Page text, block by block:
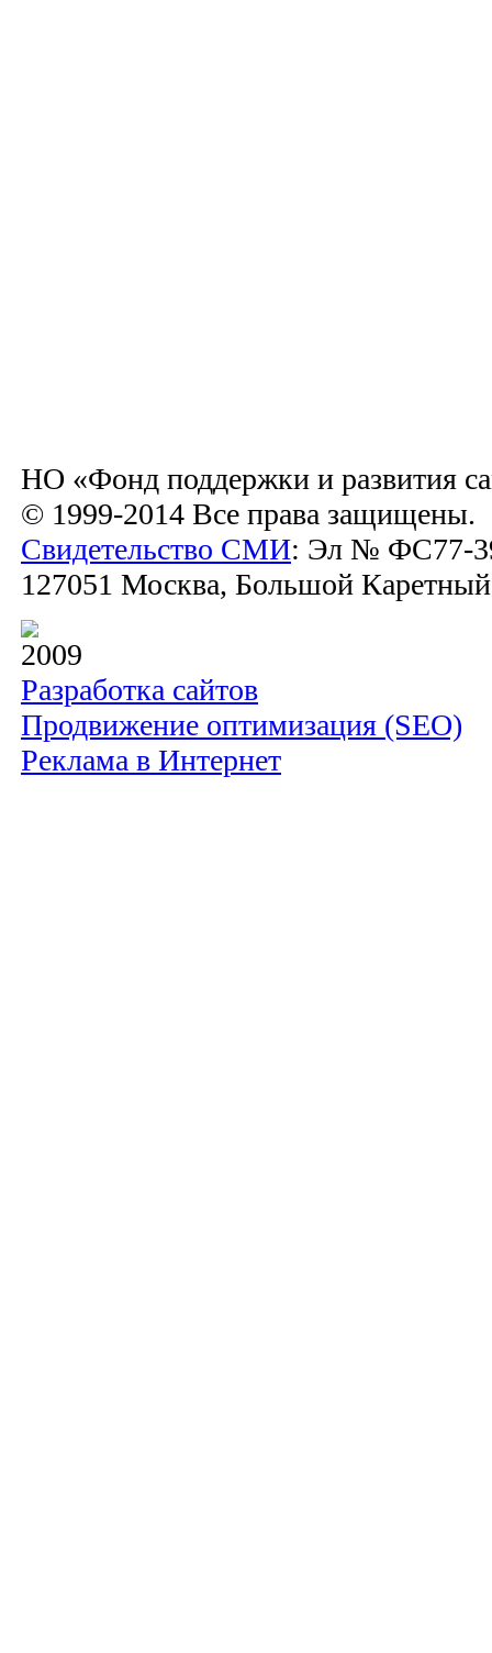
НО «Фонд поддержки и развития
© 1999-2014 Все права защищены.
Свидетельство СМИ: Эл № ФС77-
127051 Москва, Большой
2009
Разработка сайтов
Продвижение оптимизация (SEO)
Реклама в Интернет